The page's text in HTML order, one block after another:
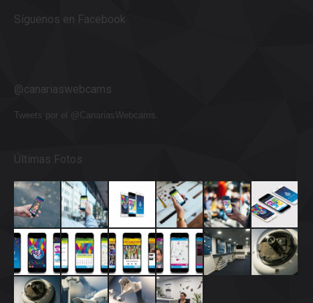
Síguenos en Facebook
@canariaswebcams
Tweets por el @CanariasWebcams.
Últimas Fotos